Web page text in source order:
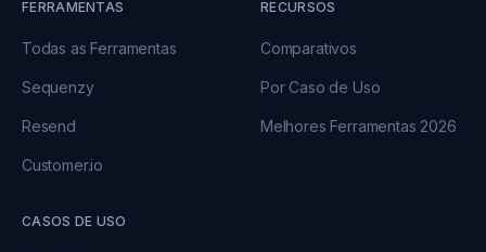
FERRAMENTAS
Todas as Ferramentas
Sequenzy
Resend
Customer.io
RECURSOS
Comparativos
Por Caso de Uso
Melhores Ferramentas 2026
CASOS DE USO